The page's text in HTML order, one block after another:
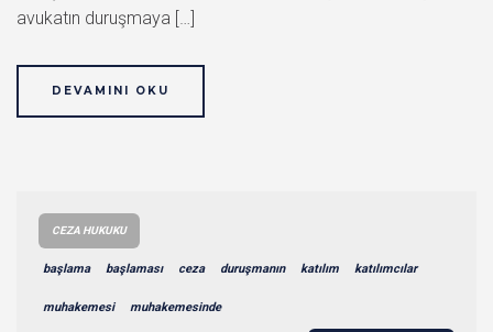
avukatın duruşmaya […]
DEVAMINI OKU
CEZA HUKUKU
başlama başlaması ceza duruşmanın katılım katılımcılar
muhakemesi muhakemesinde